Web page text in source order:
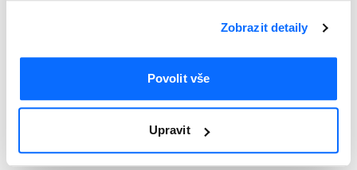
Zobrazit detaily
Povolit vše
Upravit
Produkty
Okna
Dveře
Posuvné systémy